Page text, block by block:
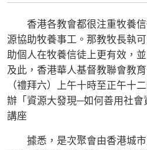
香港各教會都很注重牧養信
源協助牧養事工。那教牧長執
助個人在牧養信徒上更有效，
及此，香港華人基督教聯會教
（禮拜六）上午十時至正午十
辦「資源大發現─如何善用社
講座
據悉，是次聚會由香港城市